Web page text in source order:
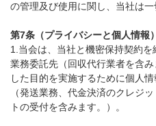
の管理及び使用に関し、当社は一
第7条（プライバシーと個人情報）
1.当会は、当社と機密保持契約
業務委託先（回収代行業者を含
した目的を実施するために個人
（発送業務、代金決済のクレジ
トの受付を含みます。）。